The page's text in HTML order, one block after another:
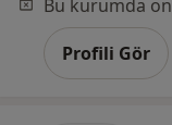
Profili Gör